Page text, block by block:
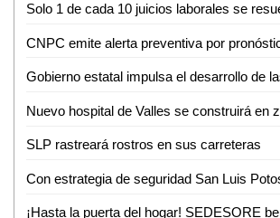
SLP rastreará rostros en sus carreteras